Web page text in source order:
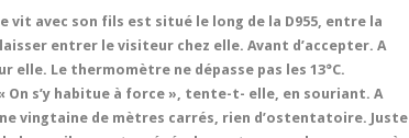
vit avec son fils est situé le long de la D955, entre la
entrer le visiteur chez elle. Avant d’accepter. A
elle. Le thermomètre ne dépasse pas les 13°C.
On s’y habitue à force », tente-t- elle, en souriant. A
vingtaine de mètres carrés, rien d’ostentatoire. Juste